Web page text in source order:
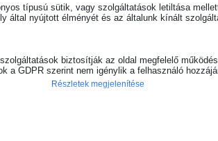
vonatkozásai
és bepillantás
típusú sütik, vagy szolgáltatások letiltása
által nyújtott élményét és az általunk kínált
biztosítják az oldal megfelelő
a GDPR szerint nem igénylik a felhasználó
Részletek megjelenítése